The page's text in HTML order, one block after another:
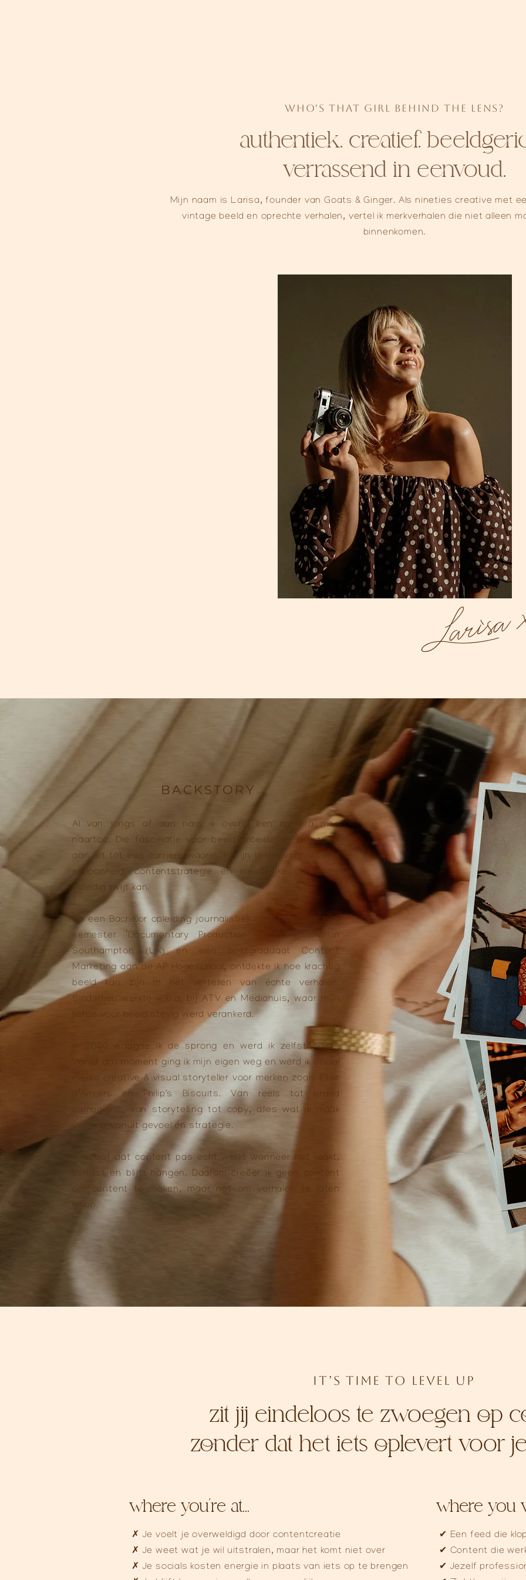
who's that girl behind the lens?
authentiek. creatief.
verrassend in eenvoud.
Mijn naam is Larisa, founder van Goats & Ginger. Als nineties creative met
vintage beeld en oprechte verhalen, vertel ik merkverhalen die niet alleen
binnenkomen.
BACKSTORY
Al van jongs af aan nam ik overal een camera mee
naartoe. Die fascinatie voor beeld groeide zo langzaam
aan uit tot een carrière waarin ik mijn liefde voor visuele
schoonheid, contentstrategie en menselijke connectie
volledig kwijt kan.
Na een Bachelor opleiding journalistiek in Antwerpen, een
semester ‘Documentary Production & Journalism’ in
Southampton (UK) en een postgraduaat Content
Marketing aan de AP Hogeschool, ontdekte ik hoe krachtig
beeld kan zijn in het vertellen van échte verhalen.
Sindsdien werkte ik o.a. bij ATV en Mediahuis, waar mijn
liefde voor beeld stevig werd verankerd.
In 2020 waagde ik de sprong en werd ik zelfstandige.
Vanaf dat moment ging ik mijn eigen weg en werd ik social
media creative & visual storyteller voor merken zoals Elixir
d’Anvers en Philip's Biscuits. Van reels tot brand
campaigns, van storytelling tot copy, alles wat ik maak
vertrekt vanuit gevoel én strategie.
Ik geloof dat content pas echt werkt wanneer het raakt,
verrast en blijft hangen. Daarom creëer ik geen content
om content te maken, maar net om verhalen te laten
leven.
IT’S TIME TO LEVEL UP
zit jij eindeloos te zwoegen op
zonder dat het iets oplevert voor
where you´re at... where you
✗ Je voelt je overweldigd door contentcreatie​
✗ Je weet wat je wil uitstralen, maar het komt niet over
​✗ Je socials kosten energie in plaats van iets op te brengen
✔ Een feed die
✔ Content die
✔ Jezelf